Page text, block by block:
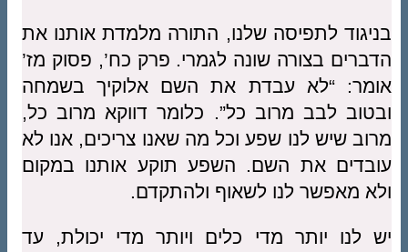
בניגוד לתפיסה שלנו, התורה מלמדת אותנו את
הדברים בצורה שונה לגמרי. פרק כח’, פסוק מז’
אומר: “לא עבדת את השם אלוקיך בשמחה
ובטוב לבב מרוב כל”. כלומר דווקא מרוב כל,
מרוב שיש לנו שפע וכל מה שאנו צריכים, אנו לא
עובדים את השם. השפע תוקע אותנו במקום
ולא מאפשר לנו לשאוף ולהתקדם.
יש לנו יותר מדי כלים ויותר מדי יכולת, עד